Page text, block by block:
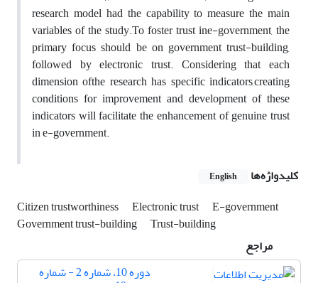
research model had the capability to measure the main
variables of the study.To foster trust ine-government, the
primary focus should be on government trust-building,
followed by electronic trust. Considering that each
dimension ofthe research has specific indicators,creating
conditions for improvement and development of these
indicators will facilitate the enhancement of genuine trust
in e-government.
کلیدواژه‌ها
English
Citizen trustworthiness Electronic trust E-government
Government trust-building
Trust-building
مراجع
دوره 10، شماره 2 - شماره